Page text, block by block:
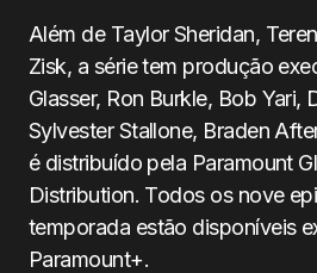
Além de Taylor Sheridan,
Zisk, a série tem produção
Glasser, Ron Burkle, Bob Yari,
Sylvester Stallone, Braden
é distribuído pela Paramount
Distribution. Todos os nove
temporada estão disponíveis
Paramount+.